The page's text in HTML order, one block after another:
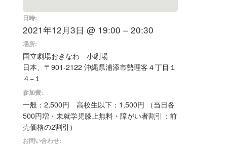
日時:
2021年12月3日 @ 19:00 – 20:30
場所:
国立劇場おきなわ 小劇場
日本、〒901-2122 沖縄県浦添市勢理客４丁目１
４−１
参加費:
一般：2,500円 高校生以下：1,500円 （当日各
500円増・未就学児膝上無料・障がい者割引：前
売価格の2割引）
お問い合わせ: